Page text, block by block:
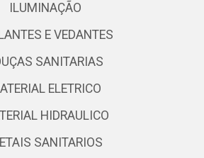
ILUMINAÇÃO
E VEDANTES
SANITARIAS
ELETRICO
HIDRAULICO
SANITARIOS